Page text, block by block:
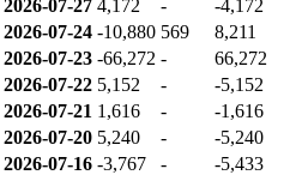
날짜 개인 기관
외인
2026-08-07 1,994 -
-1,994
2026-08-06 -36 -
36
2026-08-05 -7,280 -
7,280
2026-08-04 12,161 -1,180
12,019
2026-08-03 -7,333 1,180
6,153
2026-07-31 -29,517 -
29,517